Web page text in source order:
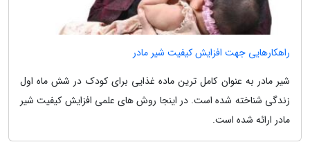
راهکارهایی جهت افزایش کیفیت شیر مادر
شیر مادر به عنوان کامل ترین ماده غذایی برای کودک در شش ماه اول
زندگی شناخته شده است. در اینجا روش های علمی افزایش کیفیت شیر
مادر ارائه شده است.